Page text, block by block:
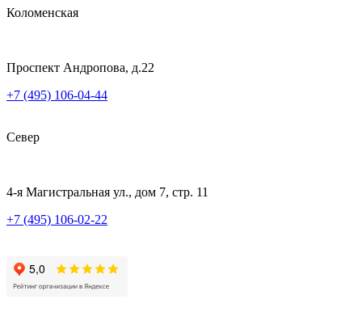
Коломенская
Проспект Андропова, д.22
+7 (495) 106-04-44
Север
4-я Магистральная ул., дом 7, стр. 11
+7 (495) 106-02-22